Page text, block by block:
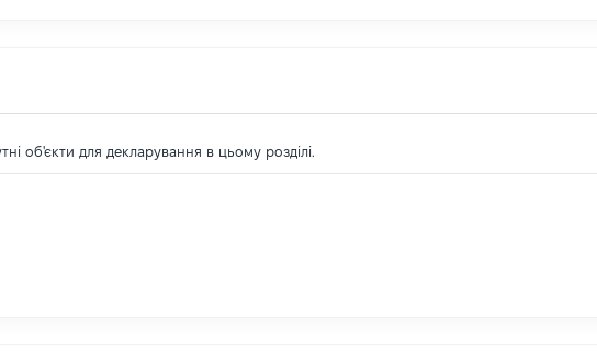
об'єкти для декларування в цьому розділі.